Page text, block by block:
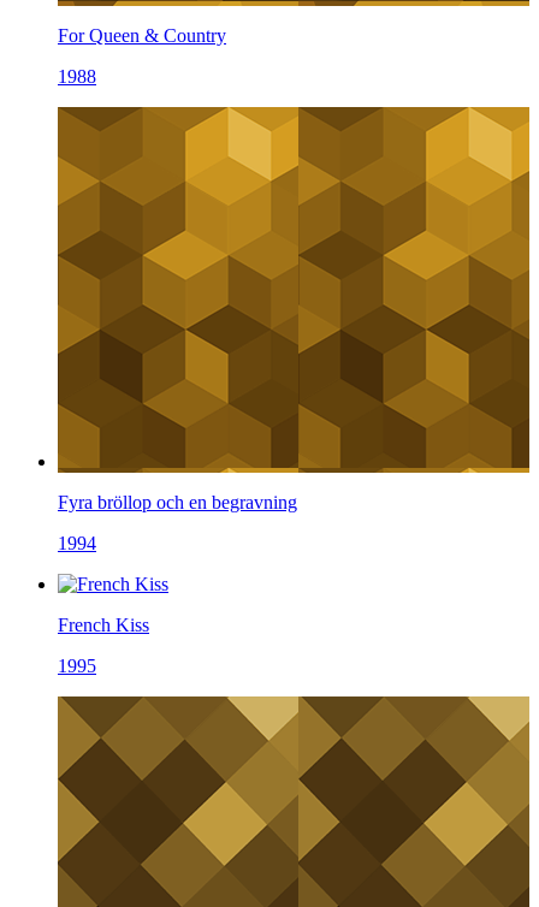
For Queen & Country
1988
Fyra bröllop och en begravning
1994
French Kiss
1995